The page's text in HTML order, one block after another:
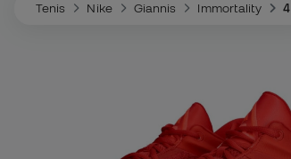
Tenis Nike Giannis Immortality 4